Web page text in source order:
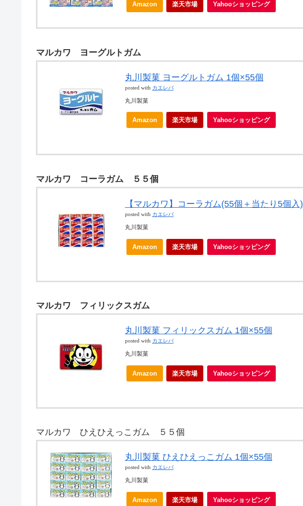
Amazon 楽天市場 Yahooショッピング
マルカワ ヨーグルトガム
丸川製菓 ヨーグルトガム 1個×55個
posted with カエレバ
丸川製菓
Amazon 楽天市場 Yahooショッピング
マルカワ コーラガム ５５個
【マルカワ】コーラガム(55個＋当たり5個入)
posted with カエレバ
丸川製菓
Amazon 楽天市場 Yahooショッピング
マルカワ フィリックスガム
丸川製菓 フィリックスガム 1個×55個
posted with カエレバ
丸川製菓
Amazon 楽天市場 Yahooショッピング
マルカワ ひえひえっこガム ５５個
丸川製菓 ひえひえっこガム 1個×55個
posted with カエレバ
丸川製菓
Amazon 楽天市場 Yahooショッピング